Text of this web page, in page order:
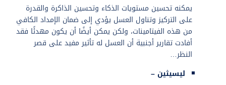
يمكنه تحسين مستويات الذكاء وتحسين الذاكرة والقدرة
على التركيز وتناول العسل يؤدي إلى ضمان الإمداد الكافي
من هذه الفيتامينات، ولكن يمكن أيضًا أن يكون مهدئًا فقد
أفادت تقارير أجنبية أن العسل له تأثير مفيد على قصر
النظر…
ليسيثين –